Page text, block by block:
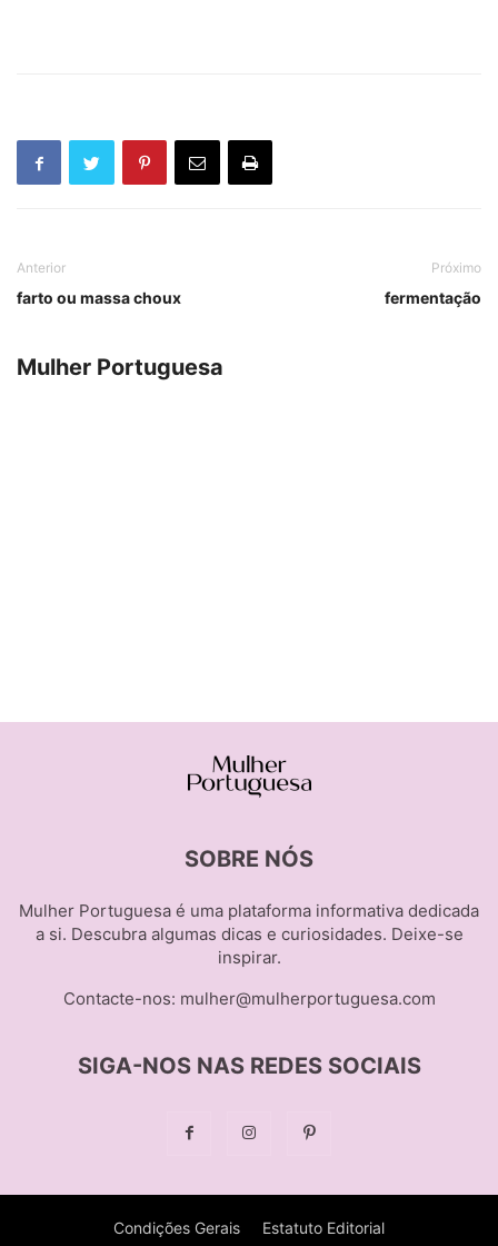
Anterior
farto ou massa choux
Próximo
fermentação
Mulher Portuguesa
SOBRE NÓS
Mulher Portuguesa é uma plataforma informativa dedicada
a si. Descubra algumas dicas e curiosidades. Deixe-se
inspirar.
Contacte-nos: mulher@mulherportuguesa.com
SIGA-NOS NAS REDES SOCIAIS
Condições Gerais Estatuto Editorial